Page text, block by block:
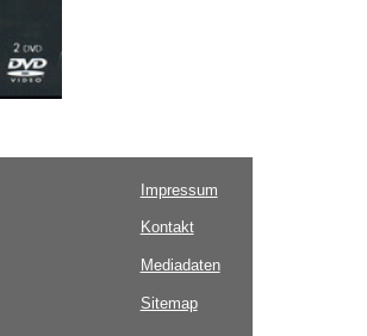
Impressum
Kontakt
Mediadaten
Sitemap